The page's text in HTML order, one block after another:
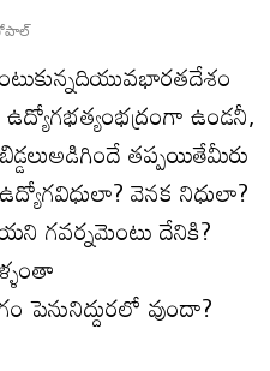
ఉద్యోగభత్యంభద్రంగా ఉండనీ,
తప్పయితేమీరు
వెనక నిధులా?
గవర్నమెంటు దేనికి?
పెనునిద్దురలో వుందా?